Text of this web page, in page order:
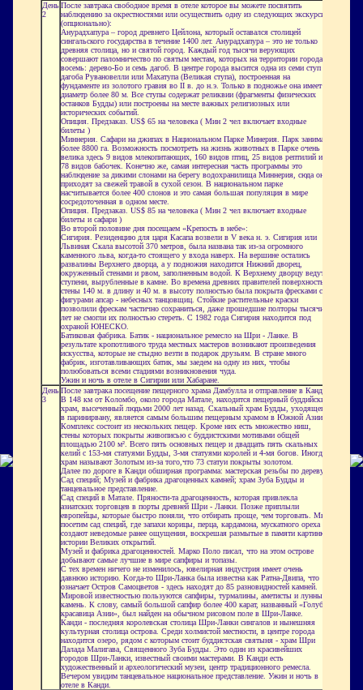
День
2
После завтрака свободное время в отеле которое вы можете посвятить
наблюдению за окрестностями или осуществить одну из следующих экскурсий
(опционально):
Анурадхапура – город древнего Цейлона, который оставался столицей
сингальского государства в течение 1400 лет. Анурадхапура – это не только
древняя столица, но и святой город. Каждый год тысячи верующих
совершают паломничество по святым местам, которых на территории города
восемь: дерево-Бо и семь дагоб. В центре города высится одна из семи ступ –
дагоба Рувановелли или Махатупа (Великая ступа), построенная на
фундаменте из золотого гравия во II в. до н.э. Только в подножье она имеет
диаметр более 80 м. Все ступы содержат реликвии (фрагменты физических
останков Будды) или построены на месте важных религиозных или
исторических событий.
Опиция. Предзаказ. US$ 65 на человека ( Мин 2 чел включает входные
билеты )
Миннерия. Сафари на джипах в Национальном Парке Минерия. Парк занимает
более 8800 га. Возможность посмотреть на жизнь животных в Парке очень
велика здесь 9 видов млекопитающих, 160 видов птиц, 25 видов рептилий и
78 видов бабочек. Конечно же, самая интересная часть программы это
наблюдение за дикими слонами на берегу водохранилища Миннерия, сюда они
приходят за свежей травой в сухой сезон. В национальном парке
насчитывается более 400 слонов и это самая большая популяция в мире
сосредоточенная в одном месте.
Опиция. Предзаказ. US$ 85 на человека ( Мин 2 чел включает входные
билеты и сафари )
Во второй половине дня посещаем «Крепость в небе»:
Сигирия. Резиденцию для царя Касапа возвели в V века н. э. Сигирия или
Львиная Скала высотой 370 метров, была названа так из-за огромного
каменного льва, когда-то стоящего у входа наверх. На вершине остались
развалины Верхнего дворца, а у подножия находится Нижний дворец,
окруженный стенами и рвом, заполненным водой. К Верхнему дворцу ведут
ступени, вырубленные в камне. Во времена древних правителей поверхность
стены 140 м. в длину и 40 м. в высоту полностью была покрыта фресками с
фигурами апсар - небесных танцовщиц. Стойкие растительные краски
позволили фрескам частично сохраниться, даже прошедшие полторы тысячи
лет не смогли их полностью стереть. С 1982 года Сигирия находится под
охраной ЮНЕСКО.
Батиковая фабрика. Батик - национальное ремесло на Шри - Ланке. В
результате кропотливого труда местных мастеров возникают произведения
искусства, которые не стыдно везти в подарок друзьям. В стране много
фабрик, изготавливающих батик, мы заедем на одну из них, чтобы
полюбоваться всеми стадиями возникновения чуда.
Ужин и ночь в отеле в Сигирии или Хабаране.
День
3
После завтрака посещение пещерного храма Дамбулла и отправление в Канди.
В 148 км от Коломбо, около города Матале, находится пещерный буддийский
храм, высеченный людьми 2000 лет назад. Скальный храм Будды, уходящего
в паринирвану, является самым большим пещерным храмом в Южной Азии.
Комплекс состоит из нескольких пещер. Кроме них есть множество ниш,
стены которых покрыты живописью с буддистскими мотивами общей
площадью 2100 м². Всего пять основных пещер и двадцать пять скальных
келий с 153-мя статуями Будды, 3-мя статуями королей и 4-мя богов. Иногда
храм называют Золотым из-за того,что 73 статуи покрыты золотом.
Далее по дороге в Канди обширная программа: мастерская резьбы по дереву;
Сад специй; Музей и фабрика драгоценных камней; храм Зуба Будды и
танцевальное представление.
Сад специй в Матале. Пряности-та драгоценность, которая привлекла
азиатских торговцев в порты древней Шри - Ланки. Позже приплыли
европейцы, которые быстро поняли, что отбирать проще, чем торговать. Мы
посетим сад специй, где запахи корицы, перца, кардамона, мускатного ореха
создают неведомые ранее ощущения, воскрешая размытые в памяти картинки
истории Великих открытий.
Музей и фабрика драгоценностей. Марко Поло писал, что на этом острове
добывают самые лучшие в мире сапфиры и топазы.
С тех времен ничего не изменилось, ювелирная индустрия имеет очень
давнюю историю. Когда-то Шри-Ланка была известна как Ратна-Двипа, что
означает Остров Самоцветов - здесь находят до 85 разновидностей камней.
Мировой известностью пользуются сапфиры, турмалины, аметисты и лунный
камень. К слову, самый большой сапфир более 400 карат, названный «Голубая
красавица Азии», был найден на обычном рисовом поле в Шри-Ланке.
Канди - последняя королевская столица Шри-Ланки сингалов и нынешняя
культурная столица острова. Среди холмистой местности, в центре города
находится озеро, рядом с которым стоит буддистская святыня - храм Шри
Далада Малигава, Священного Зуба Будды. Это один из красивейших
городов Шри-Ланки, известный своими мастерами. В Канди есть
художественный и археологический музеи, центр традиционного ремесла.
Вечером увидим танцевальное национальное представление. Ужин и ночь в
отеле в Канди.